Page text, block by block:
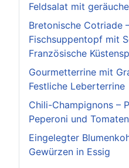
Feldsalat mit
Bretonische Cotriade
Fischsuppentopf mit
Französische
Gourmetterrine mit
Festliche Leberterrine
Chili-Champignons –
Peperoni und Tomaten
Eingelegter
Gewürzen in Essig